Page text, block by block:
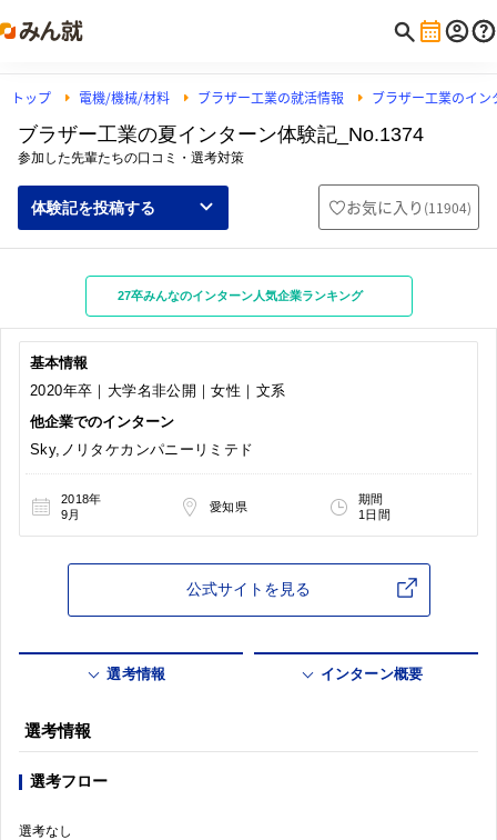
トップ 電機/機械/材料 ブラザー工業の就活情報 ブラザー工業のイン
ブラザー工業の夏インターン体験記_No.1374
参加した先輩たちの口コミ・選考対策
体験記を投稿する お気に入り (11904)
27卒みんなのインターン人気企業ランキング
基本情報
2020年卒｜大学名非公開｜女性｜文系
他企業でのインターン
Sky,ノリタケカンパニーリミテド
2018年
9月
愛知県
期間
1日間
公式サイトを見る
選考情報 インターン概要
選考情報
選考フロー
選考なし